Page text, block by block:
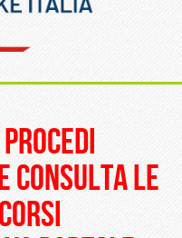
consulta le